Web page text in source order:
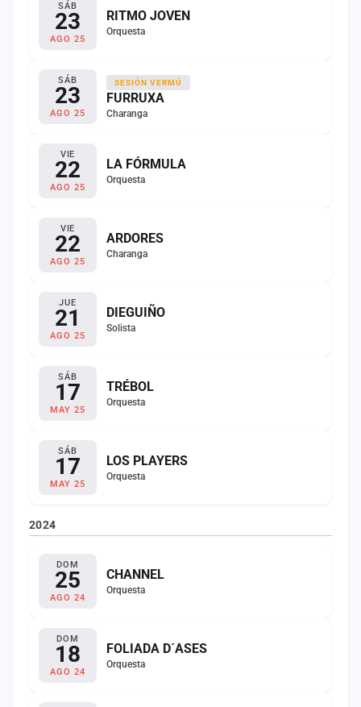
SÁB
23
AGO 25
RITMO JOVEN
Orquesta
SÁB
23
AGO 25
SESIÓN VERMÚ
FURRUXA
Charanga
VIE
22
AGO 25
LA FÓRMULA
Orquesta
VIE
22
AGO 25
ARDORES
Charanga
JUE
21
AGO 25
DIEGUIÑO
Solista
SÁB
17
MAY 25
TRÉBOL
Orquesta
SÁB
17
MAY 25
LOS PLAYERS
Orquesta
2024
DOM
25
AGO 24
CHANNEL
Orquesta
DOM
18
AGO 24
FOLIADA D´ASES
Orquesta